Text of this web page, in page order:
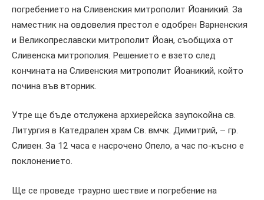
погребението на Сливенския митрополит Йоаникий. За
наместник на овдовелия престол е одобрен Варненския
и Великопреславски митрополит Йоан, съобщиха от
Сливенска митрополия. Решението е взето след
кончината на Сливенския митрополит Йоаникий, който
почина във вторник.
Утре ще бъде отслужена архиерейска заупокойна св.
Литургия в Катедрален храм Св. вмчк. Димитрий, – гр.
Сливен. За 12 часа е насрочено Опело, а час по-късно е
поклонението.
Ще се проведе траурно шествие и погребение на